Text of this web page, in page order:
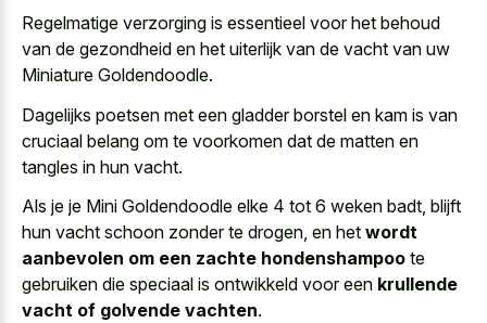
Regelmatige verzorging is essentieel voor het behoud
van de gezondheid en het uiterlijk van de vacht van uw
Miniature Goldendoodle.
Dagelijks poetsen met een gladder borstel en kam is van
cruciaal belang om te voorkomen dat de matten en
tangles in hun vacht.
Als je je Mini Goldendoodle elke 4 tot 6 weken badt, blijft
hun vacht schoon zonder te drogen, en het wordt
aanbevolen om een zachte hondenshampoo te
gebruiken die speciaal is ontwikkeld voor een krullende
vacht of golvende vachten.